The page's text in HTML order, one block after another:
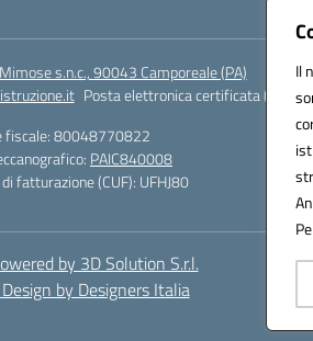
Il
s.n.c., 90043 Camporeale (PA)
Posta elettronica certificata (PEC):
fiscale: 80048770822
PAIC840008
fatturazione (CUF): UFHJ80
by 3D Solution S.r.l.
by Designers Italia